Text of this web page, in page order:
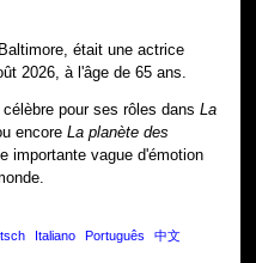
était une actrice
2026, à l'âge de 65 ans.
célèbre pour ses rôles dansLa
encoreLa planète des
importante vague d'émotion
Italiano Português 中文